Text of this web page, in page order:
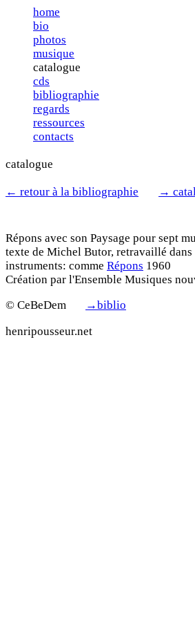
home
bio
photos
musique
catalogue
cds
bibliographie
regards
ressources
contacts
catalogue
← retour à la bibliographie →
Répons avec son Paysage pour sept
texte de Michel Butor, retravaillé
instruments: comme Répons 1960
Création par l'Ensemble Musiques
© CeBeDem
→biblio
henripousseur.net